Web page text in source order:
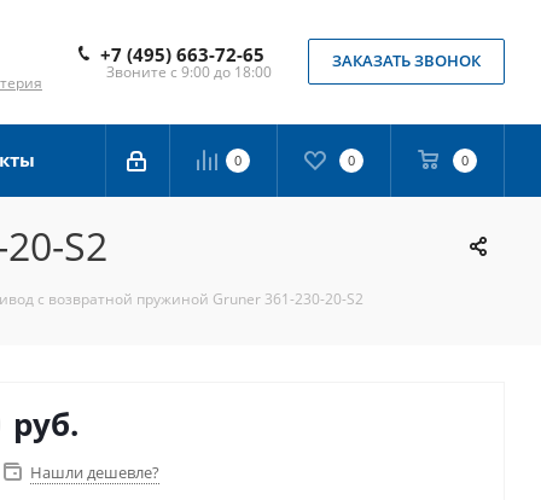
+7 (495) 663-72-65
Звоните с 9:00 до 18:00
ЗАКАЗАТЬ ЗВОНОК
0 0 0
S2
с возвратной пружиной Gruner 361-230-20-S2
руб.
Нашли дешевле?